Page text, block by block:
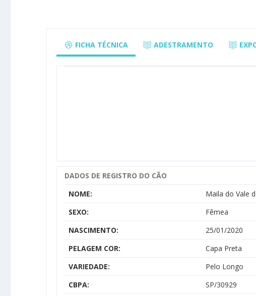
FICHA TÉCNICA ADESTRAMENTO
DADOS DE REGISTRO DO CÃO
NOME:
Maila do Vale
SEXO:
Fêmea
NASCIMENTO:
25/01/2020
PELAGEM COR:
Capa Preta
VARIEDADE:
Pelo Longo
CBPA:
SP/30929